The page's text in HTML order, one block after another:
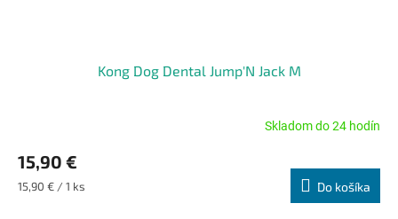
Kong Dog Dental Jump'N Jack M
produktu
5,0
Skladom do 24 hodín
15,90 €
Jednotková
15,90 € / 1 ks Do košíka